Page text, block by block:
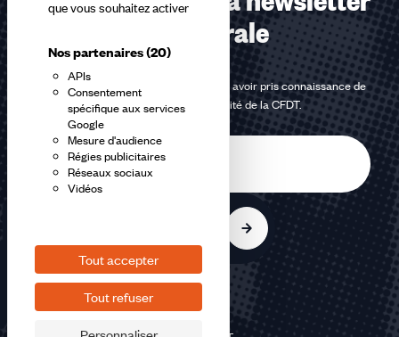
que vous souhaitez activer
Nos partenaires(20)
APIs
Consentement
spécifique aux services
Google
Mesure d'audience
Régies publicitaires
Réseaux sociaux
Vidéos
Tout accepter
Tout refuser
confédérale
En m'inscrivant à la newsletter, j'affirme avoir pris connaissance de
lapolitique de confidentialité de la CFDT.